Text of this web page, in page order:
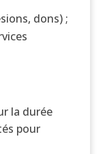
dons) ;
la durée
pour